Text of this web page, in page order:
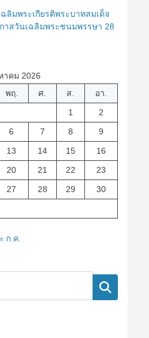
ลิมพระเกียรติพระบาทสมเด็จ
าสวันเฉลิมพระชนมพรรษา 28
าคม 2026
พฤ. ศ. ส.
อา.
1
2
6 7 8
9
13 14 15
16
20 21 22
23
27 28 29
30
ก.ค.
ค้นหา